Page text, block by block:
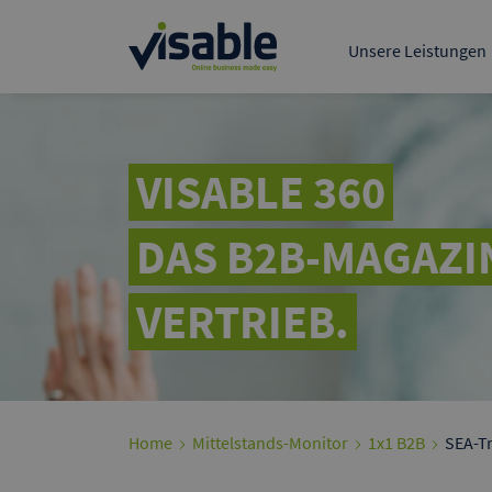
Unsere Leistungen
deutschsprachigen
Visable Media
VISABLE 360
DAS B2B-
VERTRIEB.
Home Mittelstands-Monitor 1x1 B2B SEA-